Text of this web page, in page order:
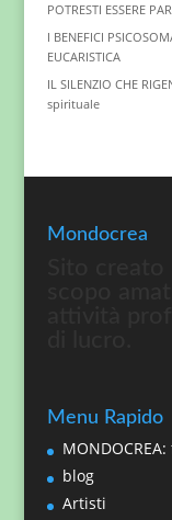
POTRESTI ESSERE
I BENEFICI
EUCARISTICA
IL SILENZIO CHE
spirituale
Mondocrea
Menu Rapido
blog
Artisti